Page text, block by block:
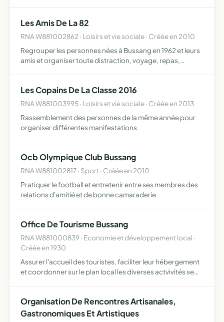
d'augmenter l…
Les Amis De La 82
RNA W881002862 · Loisirs et vie sociale · Créée en 2010
Regrouper les personnes nées à Bussang en 1962 et leurs
amis et organiser toute distraction, voyage, repas,
Les Copains De La Classe 2016
RNA W881003995 · Loisirs et vie sociale · Créée en 2013
Rassemblement des personnes de la même année pour
organiser différentes manifestations
Ocb Olympique Club Bussang
RNA W881002817 · Sport · Créée en 2010
Pratiquer le football et entretenir entre ses membres des
relations d'amitié et de bonne camaraderie
Office De Tourisme Bussang
RNA W881000839 · Economie et développement local ·
Créée en 1930
Assurer l'accueil des touristes, faciliter leur hébergement
et coordonner sur le plan local les diverses actvivités se
Organisation De Rencontres Artisanales,
Gastronomiques Et Artistiques